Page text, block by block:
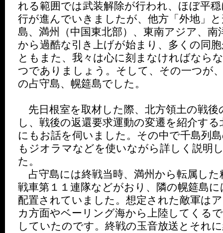
れる範囲では武装解除が行われ、ほぼ平
行が進んでいきましたが、他方「外地」
島、満州（中国東北部）、東南アジア、南
から過酷な引き上げが始まり、多くの同
ともまた、我々は心に刻まなければなら
つでありましょう。そして、その一つが
の占守島、幌筵島でした。
先日根室を取材した際、北方領土の戦後
し、戦後の返還要求運動の変遷を紹介す
にもお話を伺いました。その中で千島列
もジオラマなどを使いながら詳しく説明
た。
占守島には終戦当時、満州から転属した
戦車第１１連隊などがおり、隣の幌筵島
配置されていました。想定された敵軍は
カ方面やベーリング海から上陸してくる
していたのです。終戦の玉音放送とそれ